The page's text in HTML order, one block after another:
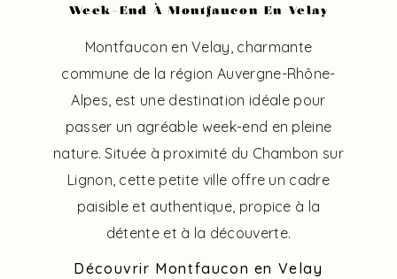
Week-End À Montfaucon En Velay
Montfaucon en Velay, charmante
commune de la région Auvergne-Rhône-
Alpes, est une destination idéale pour
passer un agréable week-end en pleine
nature. Située à proximité du Chambon sur
Lignon, cette petite ville offre un cadre
paisible et authentique, propice à la
détente et à la découverte.
Découvrir Montfaucon en Velay